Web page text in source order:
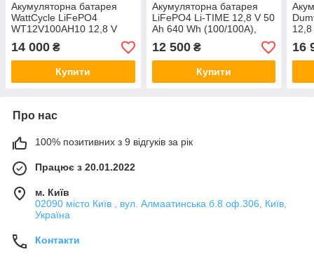
Акумуляторна батарея
WattCycle LiFePO4
WT12V100AH10 12,8 V
100 Ah, 1,28kWh,
BMS50A@4S, 6000 cycles,
260x168x209, 10.5kg
14 000 ₴
Купити
Акумуляторна батарея
LiFePO4 Li-TIME 12,8 V 50
Ah 640 Wh (100/100A),
BASIC, заряд 14,4В/10А,
до 6000 циклів, (198 x 166
x 170 мм),
12 500₴
Купити
85),
16
Про нас
100% позитивних з 9 відгуків за рік
Працює з 20.01.2022
м. Київ
02090 місто Київ , вул. Алмаатинська б.8 оф.306, Київ,
Україна
Контакти